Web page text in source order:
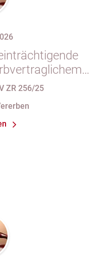
ZR 256/25